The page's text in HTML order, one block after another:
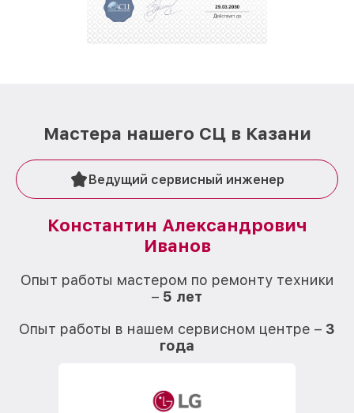
Мастера нашего СЦ в Казани
Ведущий сервисный инженер
Константин Александрович
Иванов
Опыт работы мастером по ремонту техники
– 5 лет
Опыт работы в нашем сервисном центре – 3
года